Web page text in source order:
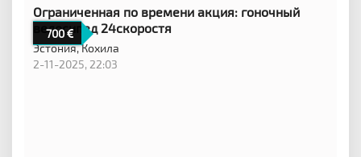
700
Ограниченная по времени акция: гоночный
велосипед 24скоростя
Эстония,Кохила
2-11-2025, 22:03